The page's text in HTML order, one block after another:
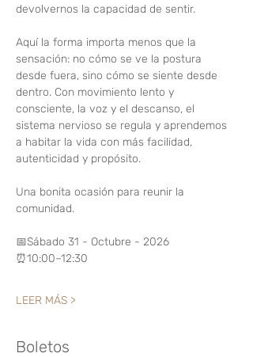
devolvernos la capacidad de sentir.
Aquí la forma importa menos que la
sensación: no cómo se ve la postura
desde fuera, sino cómo se siente desde
dentro. Con movimiento lento y
consciente, la voz y el descanso, el
sistema nervioso se regula y aprendemos
a habitar la vida con más facilidad,
autenticidad y propósito.
Una bonita ocasión para reunir la
comunidad.
📅Sábado 31 - Octubre - 2026
⏰10:00–12:30
LEER MÁS >
Boletos